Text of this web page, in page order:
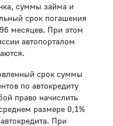
суммы займа и
срок погашения
месяцев. При этом
автопорталом
срок суммы
по автокредиту
право начислить
размере 0,1%
При